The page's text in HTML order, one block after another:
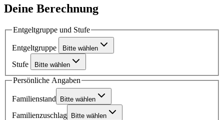
Deine Berechnung
Entgeltgruppe und Stufe
Entgeltgruppe Bitte wählen
Stufe Bitte wählen
Persönliche Angaben
Familienstand Bitte wählen
Familienzuschlag Bitte wählen